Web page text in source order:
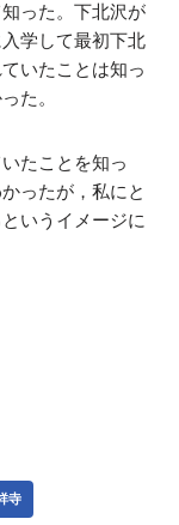
った。下北沢が
学して最初下北
いたことは知っ
た。
たことを知っ
ったが，私にと
いうイメージに
寺